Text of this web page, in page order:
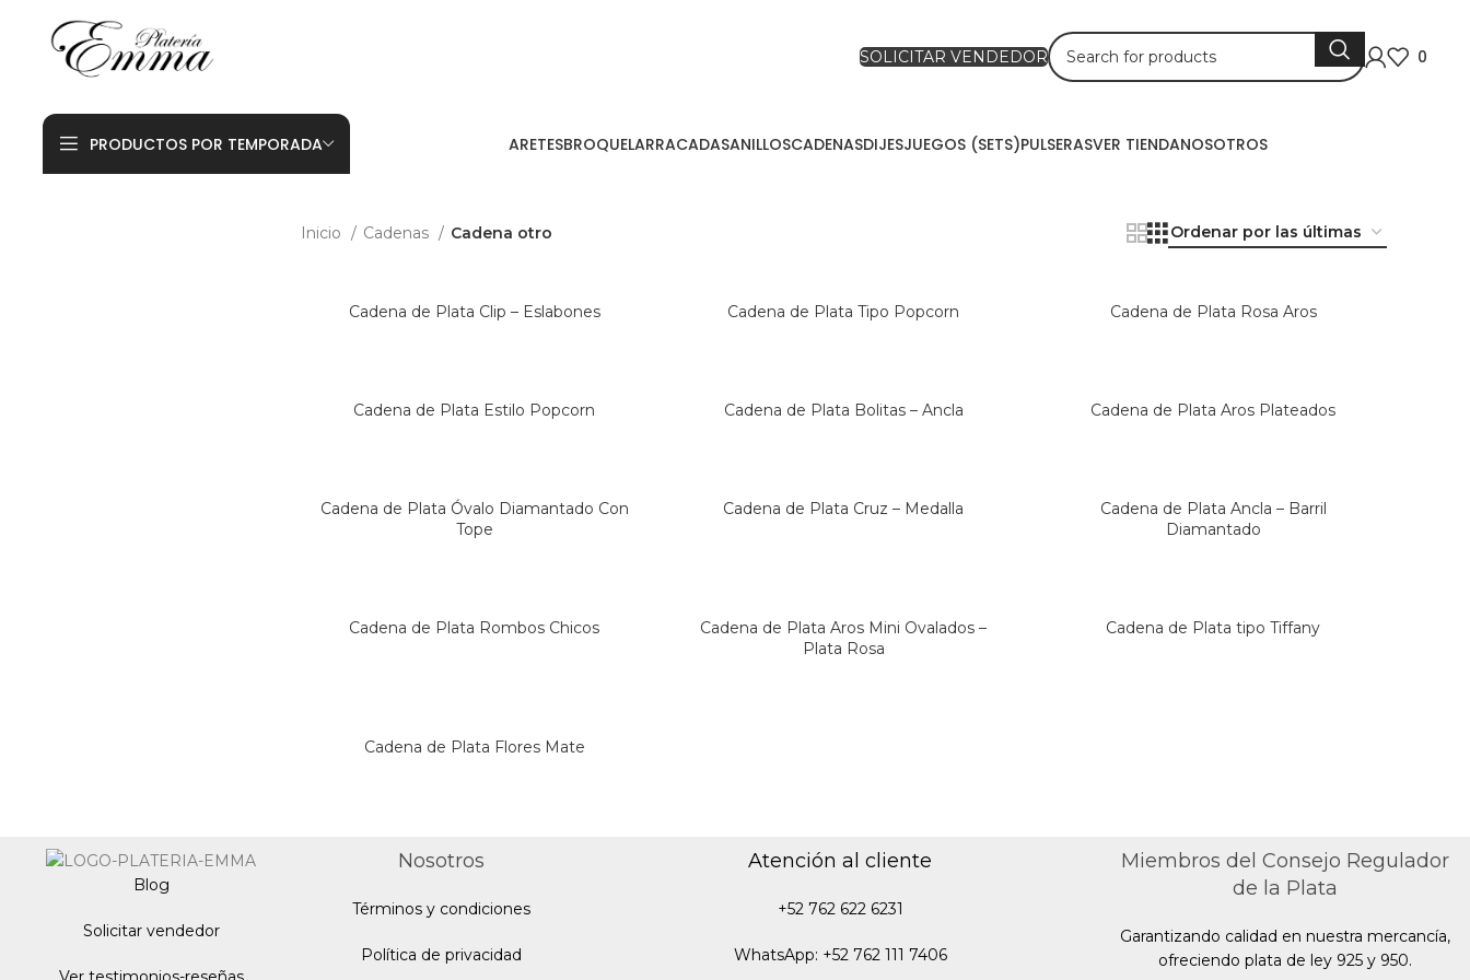
SOLICITAR VENDEDOR 0
PRODUCTOS POR TEMPORADA ARETESBROQUELARRACADASANILLOSCADENASDIJESJUEGOS (SETS)PULSERASVER TIENDANOSOTROS
Inicio Cadenas Cadena otro
Cadena de Plata Clip – Eslabones Cadena de Plata Tipo Popcorn Cadena de Plata Rosa Aros
Cadena de Plata Estilo Popcorn Cadena de Plata Bolitas – Ancla Cadena de Plata Aros Plateados
Cadena de Plata Óvalo Diamantado Con
Tope
Cadena de Plata Cruz – Medalla
Cadena de Plata Ancla – Barril
Diamantado
Cadena de Plata Rombos Chicos
Cadena de Plata Aros Mini Ovalados –
Plata Rosa
Cadena de Plata tipo Tiffany
Cadena de Plata Flores Mate
Blog
Solicitar vendedor
Nosotros
Términos y condiciones
Política de privacidad
Atención al cliente
+52 762 622 6231
WhatsApp: +52 762 111 7406
Miembros del Consejo Regulador
de la Plata
Garantizando calidad en nuestra mercancía,
ofreciendo plata de ley 925 y 950.